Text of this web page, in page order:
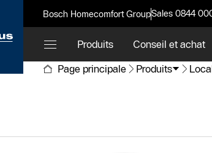
Bosch Homecomfort GroupSales 0844
Produits Conseil et achat
Page principale
Produits